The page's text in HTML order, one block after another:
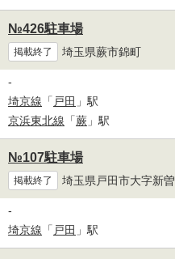
№426駐車場
掲載終了 埼玉県蕨市錦町
-
埼京線 「 戸田 」駅
京浜東北線 「蕨 」駅
№107駐車場
掲載終了 埼玉県戸田市大字新曽
-
埼京線 「 戸田 」駅